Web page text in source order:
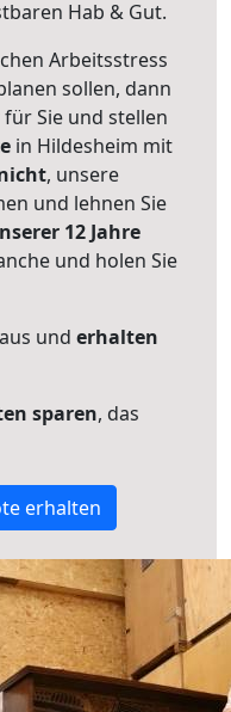
Hab & Gut.
Arbeitsstress
sollen, dann
Sie und stellen
in Hildesheim mit
, unsere
und lehnen Sie
12 Jahre
und holen Sie
und erhalten
sparen, das
erhalten